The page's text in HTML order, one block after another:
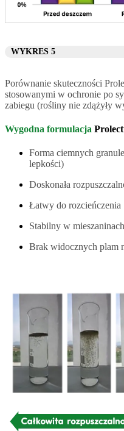
WYKRES 5
Porównanie skuteczności
stosowanymi w ochronie po
zabiegu (rośliny nie zdążyły
Wygodna formulacja
Forma ciemnych
lepkości)
Doskonała
Łatwy do rozcieńczenia
Stabilny w mieszaninach
Brak widocznych plam